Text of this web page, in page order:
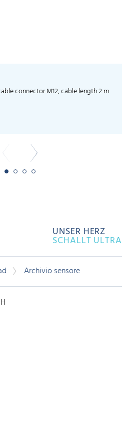
connector M12, cable length 2 m
UNSER HERZ
SCHALLT ULTRA
Archivio sensore